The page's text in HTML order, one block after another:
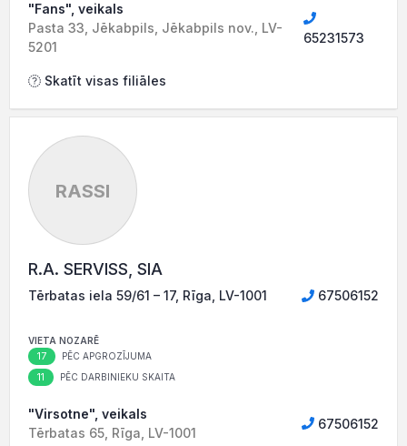
"Fans", veikals
Pasta 33, Jēkabpils, Jēkabpils nov., LV-
5201
65231573
Skatīt visas filiāles
RASSI
R.A. SERVISS, SIA
Tērbatas iela 59/61 – 17, Rīga, LV-1001 67506152
VIETA NOZARĒ
17 PĒC APGROZĪJUMA
11 PĒC DARBINIEKU SKAITA
"Virsotne", veikals
Tērbatas 65, Rīga, LV-1001
67506152